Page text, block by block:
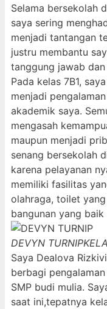
Selama bersekolah
saya sering
menjadi tantangan
justru membantu
tanggung jawab
Pada kelas 7B1,
menjadi
akademik saya.
mengasah
maupun menjadi
senang bersekolah
karena pelayanan
memiliki fasilitas
olahraga, toilet
bangunan yang baik
DEVYN TURNIP
Saya Dealova
berbagi
SMP budi mulia.
saat ini,tepatnya